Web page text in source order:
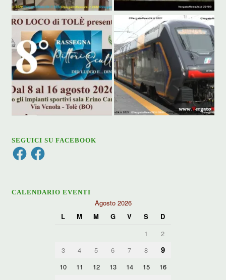
SEGUICI SU FACEBOOK
FacebookFacebook
CALENDARIO EVENTI
Agosto 2026
L
M M G V S
D
1
2
3
4 5 6 7 8 9
10 11 12 13 14 15
16